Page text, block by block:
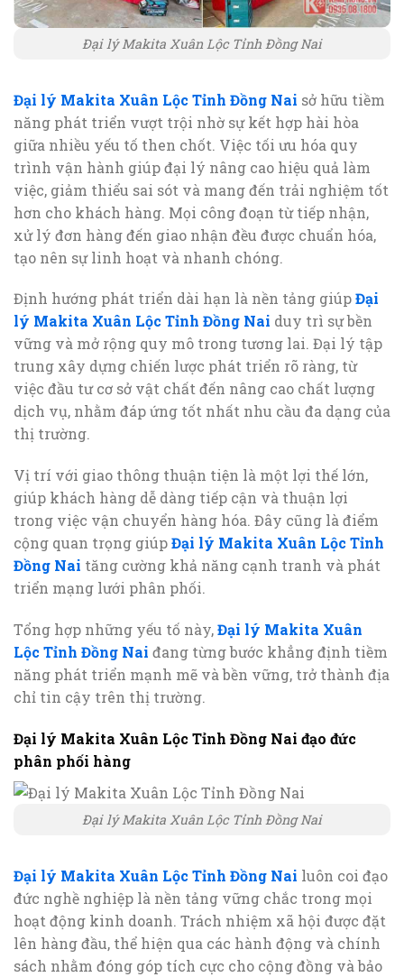
Đại lý Makita Xuân Lộc Tỉnh Đồng Nai
Đại lý Makita Xuân Lộc Tỉnh Đồng Nai sở hữu tiềm
năng phát triển vượt trội nhờ sự kết hợp hài hòa
giữa nhiều yếu tố then chốt. Việc tối ưu hóa quy
trình vận hành giúp đại lý nâng cao hiệu quả làm
việc, giảm thiểu sai sót và mang đến trải nghiệm tốt
hơn cho khách hàng. Mọi công đoạn từ tiếp nhận,
xử lý đơn hàng đến giao nhận đều được chuẩn hóa,
tạo nên sự linh hoạt và nhanh chóng.
Định hướng phát triển dài hạn là nền tảng giúpĐại
lý Makita Xuân Lộc Tỉnh Đồng Nai duy trì sự bền
vững và mở rộng quy mô trong tương lai. Đại lý tập
trung xây dựng chiến lược phát triển rõ ràng, từ
việc đầu tư cơ sở vật chất đến nâng cao chất lượng
dịch vụ, nhằm đáp ứng tốt nhất nhu cầu đa dạng của
thị trường.
Vị trí với giao thông thuận tiện là một lợi thế lớn,
giúp khách hàng dễ dàng tiếp cận và thuận lợi
trong việc vận chuyển hàng hóa. Đây cũng là điểm
cộng quan trọng giúpĐại lý Makita Xuân Lộc Tỉnh
Đồng Nai tăng cường khả năng cạnh tranh và phát
triển mạng lưới phân phối.
Tổng hợp những yếu tố này,Đại lý Makita Xuân
Lộc Tỉnh Đồng Nai đang từng bước khẳng định tiềm
năng phát triển mạnh mẽ và bền vững, trở thành địa
chỉ tin cậy trên thị trường.
Đại lý Makita Xuân Lộc Tỉnh Đồng Nai đạo đức
phân phối hàng
Đại lý Makita Xuân Lộc Tỉnh Đồng Nai
Đại lý Makita Xuân Lộc Tỉnh Đồng Nai luôn coi đạo
đức nghề nghiệp là nền tảng vững chắc trong mọi
hoạt động kinh doanh. Trách nhiệm xã hội được đặt
lên hàng đầu, thể hiện qua các hành động và chính
sách nhằm đóng góp tích cực cho cộng đồng và bảo